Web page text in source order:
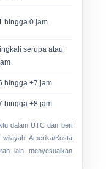
hingga 0 jam
serupa atau
hingga +7 jam
hingga +8 jam
dalam UTC dan beri
wilayah Amerika/Kosta
lain menyesuaikan